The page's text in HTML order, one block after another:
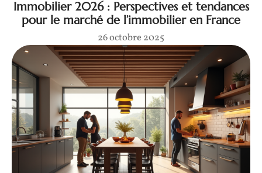
Immobilier 2026 : Perspectives et tendances
pour le marché de l’immobilier en France
26 octobre 2025